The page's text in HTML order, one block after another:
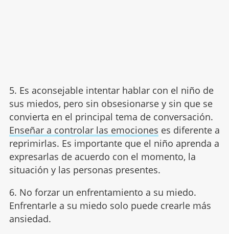
5. Es aconsejable intentar hablar con el niño de
sus miedos, pero sin obsesionarse y sin que se
convierta en el principal tema de conversación.
Enseñar a controlar las emociones es diferente a
reprimirlas. Es importante que el niño aprenda a
expresarlas de acuerdo con el momento, la
situación y las personas presentes.
6. No forzar un enfrentamiento a su miedo.
Enfrentarle a su miedo solo puede crearle más
ansiedad.